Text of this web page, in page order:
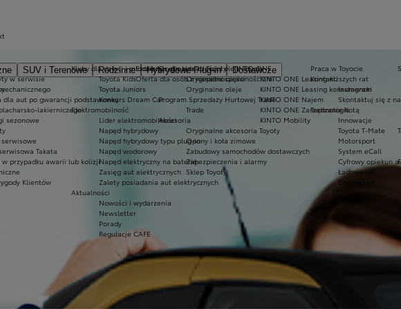
SUV i Terenowe Rodzinne Hybrydowe Plug-in
Dostawcze
Ekobonus dla hybryd Toyoty
Oferta dla osób z niepełnosprawnościami
Kluby dla dzieci i młodzieży
Toyota Kids
Toyota Juniors
Konkurs Dream Car
Elektromobilność
Lider elektromobilności
Napęd hybrydowy
Napęd hybrydowy typu plug-in
Napęd wodorowy
Napęd elektryczny na baterię
Zasięg aut elektrycznych
Zalety posiadania aut elektrycznych
Aktualności
Nowości i wydarzenia
Newsletter
Porady
Regulacje CAFE
Praca w Toyocie
Kontakt
Instagram
Skontaktuj się z
Technologie
Innowacje
Toyota T-Mate
Motorsport
System eCall
Cyfrowy opiekun
Ładowanie
Connected
KINTO ONE
KINTO ONE Leasing niższych rat
KINTO ONE Leasing konsumencki
KINTO ONE Najem
KINTO ONE Zarządzanie flotą
KINTO Mobility
w serwisie
dla aut po gwarancji podstawowej
lakierniczego
sezonowe
serwisowe
Takata
w przypadku awarii lub kolizji
Klientów
Oryginalne części i oleje Toyoty
Oryginalne części
Oryginalne oleje
Program Sprzedaży Hurtowej Trade
Trade
Akcesoria
Oryginalne akcesoria Toyoty
Opony i koła zimowe
Zabudowy samochodów dostawczych
Zabezpieczenia i alarmy
Sklep Toyoty